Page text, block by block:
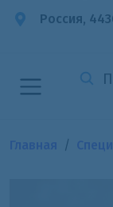
Россия,